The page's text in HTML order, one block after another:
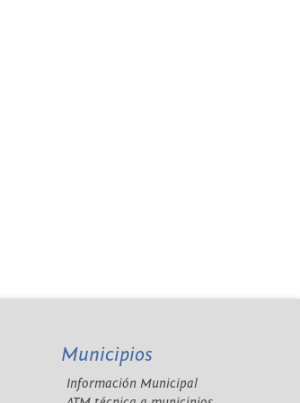
Municipios
Información Municipal